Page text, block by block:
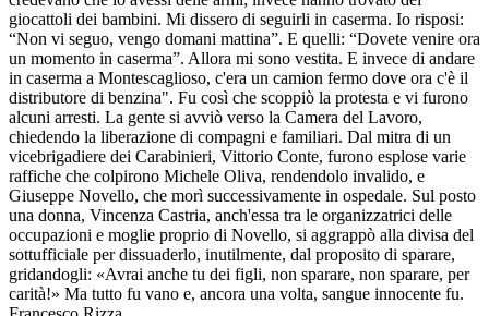
giocattoli dei bambini. Mi dissero di seguirli in caserma. Io risposi:
“Non vi seguo, vengo domani mattina”. E quelli: “Dovete venire ora
un momento in caserma”. Allora mi sono vestita. E invece di andare
in caserma a Montescaglioso, c'era un camion fermo dove ora c'è il
distributore di benzina". Fu così che scoppiò la protesta e vi furono
alcuni arresti. La gente si avviò verso la Camera del Lavoro,
chiedendo la liberazione di compagni e familiari. Dal mitra di un
vicebrigadiere dei Carabinieri, Vittorio Conte, furono esplose varie
raffiche che colpirono Michele Oliva, rendendolo invalido, e
Giuseppe Novello, che morì successivamente in ospedale. Sul posto
una donna, Vincenza Castria, anch'essa tra le organizzatrici delle
occupazioni e moglie proprio di Novello, si aggrappò alla divisa del
sottufficiale per dissuaderlo, inutilmente, dal proposito di sparare,
gridandogli: «Avrai anche tu dei figli, non sparare, non sparare, per
carità!» Ma tutto fu vano e, ancora una volta, sangue innocente fu.